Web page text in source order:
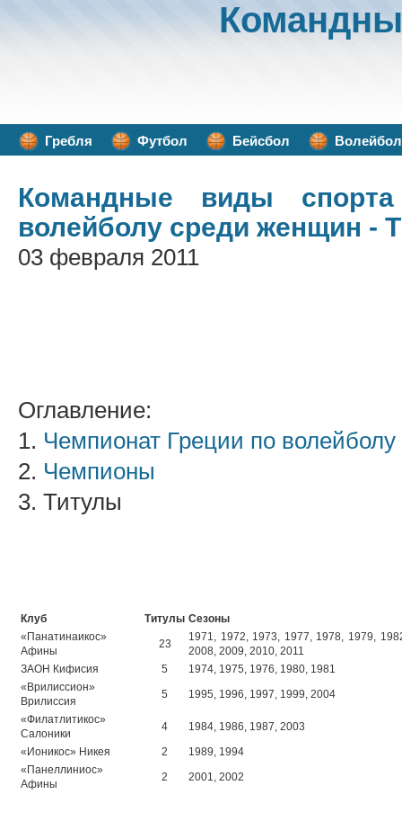
Гребля Футбол Бейсбол Волейбол
Командные виды спорта
волейболу среди женщин -
03 февраля 2011
Оглавление:
1. Чемпионат Греции по
2. Чемпионы
3. Титулы
Клуб Титулы Сезоны
«Панатинаикос»
Афины
23
1971, 1972, 1973, 1977, 1978, 1979,
2008, 2009, 2010, 2011
ЗАОН Кифисия
5
1974, 1975, 1976, 1980, 1981
«Врилиссион»
Врилиссия
5
1995, 1996, 1997, 1999, 2004
«Филатлитикос»
Салоники
4
1984, 1986, 1987, 2003
«Ионикос» Никея
2
1989, 1994
«Панеллиниос»
Афины
2 2001, 2002